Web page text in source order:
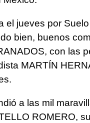
el jueves por
bien, buenos
con las
MARTÍN
a las mil
ROMERO,